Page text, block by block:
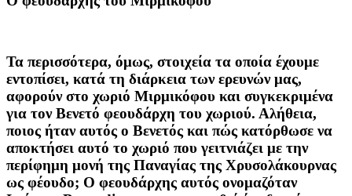
Τα περισσότερα, όμως, στοιχεία τα οποία έχουμε
εντοπίσει, κατά τη διάρκεια των ερευνών μας,
αφορούν στο χωριό Μιρμικόφου και συγκεκριμένα
για τον Βενετό φεουδάρχη του χωριού. Αλήθεια,
ποιος ήταν αυτός ο Βενετός και πώς κατόρθωσε να
αποκτήσει αυτό το χωριό που γειτνιάζει με την
περίφημη μονή της Παναγίας της Χρυσολάκουρνας
ως φέουδο; O φεουδάρχης αυτός ονομαζόταν